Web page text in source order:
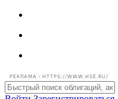
РЕКЛАМА • HTTPS://WWW.HSE.RU/